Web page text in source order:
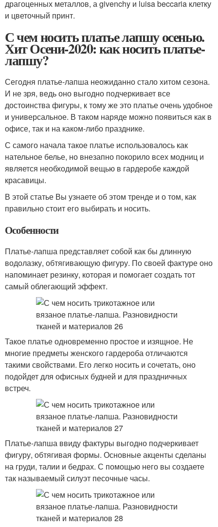
драгоценных металлов, а givenchy и luisa beccaria клетку
и цветочный принт.
С чем носить платье лапшу осенью.
Хит Осени-2020: как носить платье-
лапшу?
Сегодня платье-лапша неожиданно стало хитом сезона.
И не зря, ведь оно выгодно подчеркивает все
достоинства фигуры, к тому же это платье очень удобное
и универсальное. В таком наряде можно появиться как в
офисе, так и на каком-либо празднике.
С самого начала такое платье использовалось как
нательное белье, но внезапно покорило всех модниц и
является необходимой вещью в гардеробе каждой
красавицы.
В этой статье Вы узнаете об этом тренде и о том, как
правильно стоит его выбирать и носить.
Особенности
Платье-лапша представляет собой как бы длинную
водолазку, обтягивающую фигуру. По своей фактуре оно
напоминает резинку, которая и помогает создать тот
самый облегающий эффект.
Такое платье одновременно простое и изящное. Не
многие предметы женского гардероба отличаются
такими свойствами. Его легко носить и сочетать, оно
подойдет для офисных будней и для праздничных
встреч.
Платье-лапша ввиду фактуры выгодно подчеркивает
фигуру, обтягивая формы. Основные акценты сделаны
на груди, талии и бедрах. С помощью него вы создаете
так называемый силуэт песочные часы.